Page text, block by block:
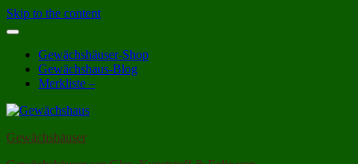
Skip to the content
Gewächshäuser-Shop
Gewächshaus-Blog
Merkliste –
Gewächshäuser